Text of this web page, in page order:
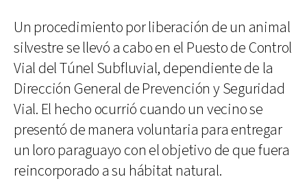
Un procedimiento por liberación de un animal
silvestre se llevó a cabo en el Puesto de Control
Vial del Túnel Subfluvial, dependiente de la
Dirección General de Prevención y Seguridad
Vial. El hecho ocurrió cuando un vecino se
presentó de manera voluntaria para entregar
un loro paraguayo con el objetivo de que fuera
reincorporado a su hábitat natural.